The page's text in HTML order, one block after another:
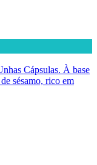
Cápsulas. À base
sésamo, rico em